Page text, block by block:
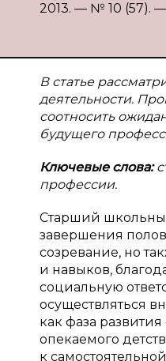
2013. — № 10 (57).
В статье
деятельности.
соотносить
будущего
Ключевые слова:
профессии.
Старший
завершения
созревание, но
и навыков,
социальную
осуществляться
как фаза
опекаемого
к